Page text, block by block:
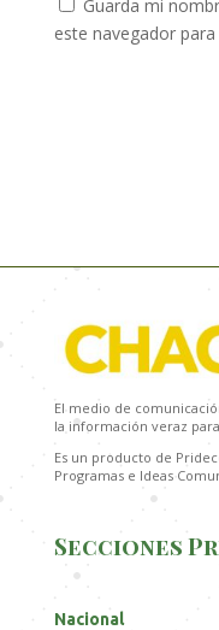
Guarda mi
este navegador
El medio de
la información veraz
Es un producto de
Programas e Ideas
Secciones
Nacional